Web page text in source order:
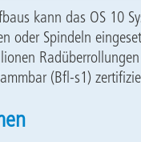
kann das OS 10
oder Spindeln
(Bfl-s1)